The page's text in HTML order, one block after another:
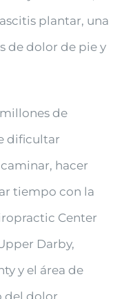
plantar, una
de dolor de pie y
de
dificultar
hacer
tiempo con la
Center
Darby,
y el área de
del dolor